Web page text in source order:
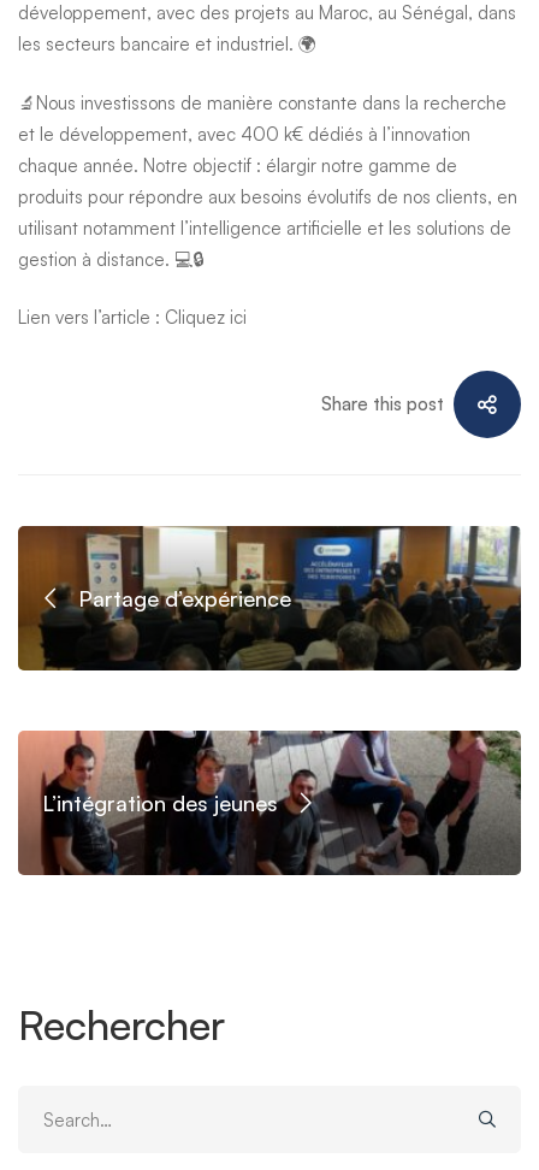
développement, avec des projets au Maroc, au Sénégal, dans
les secteurs bancaire et industriel. 🌍
🔬Nous investissons de manière constante dans la recherche
et le développement, avec 400 k€ dédiés à l’innovation
chaque année. Notre objectif : élargir notre gamme de
produits pour répondre aux besoins évolutifs de nos clients, en
utilisant notamment l’intelligence artificielle et les solutions de
gestion à distance. 💻🔒
Lien vers l’article : Cliquez ici
Share this post
Partage d’expérience
L’intégration des jeunes
Rechercher